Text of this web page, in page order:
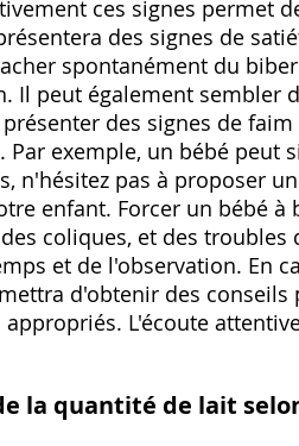
ces signes permet
des signes de
spontanément du
Il peut également sembler
des signes de
Par exemple, un bébé
n'hésitez pas à proposer
enfant. Forcer un bébé
coliques, et des
et de l'observation. En
d'obtenir des
L'écoute
la quantité de lait